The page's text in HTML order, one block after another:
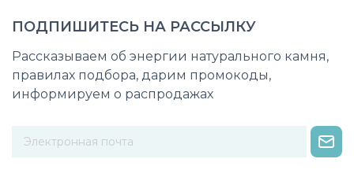
ПОДПИШИТЕСЬ НА РАССЫЛКУ
Рассказываем об энергии натурального камня,
правилах подбора, дарим промокоды,
информируем о распродажах